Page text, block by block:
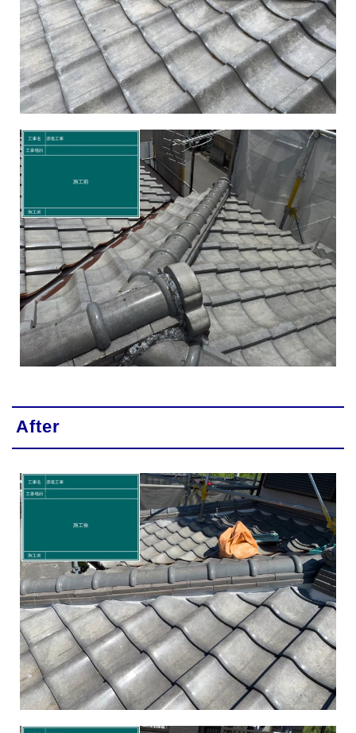
After